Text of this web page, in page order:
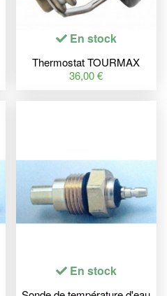
En stock
Thermostat TOURMAX
Yamaha
36,00 €
En stock